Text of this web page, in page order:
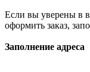
Если вы уверены в
оформить заказ,
Заполнение адреса